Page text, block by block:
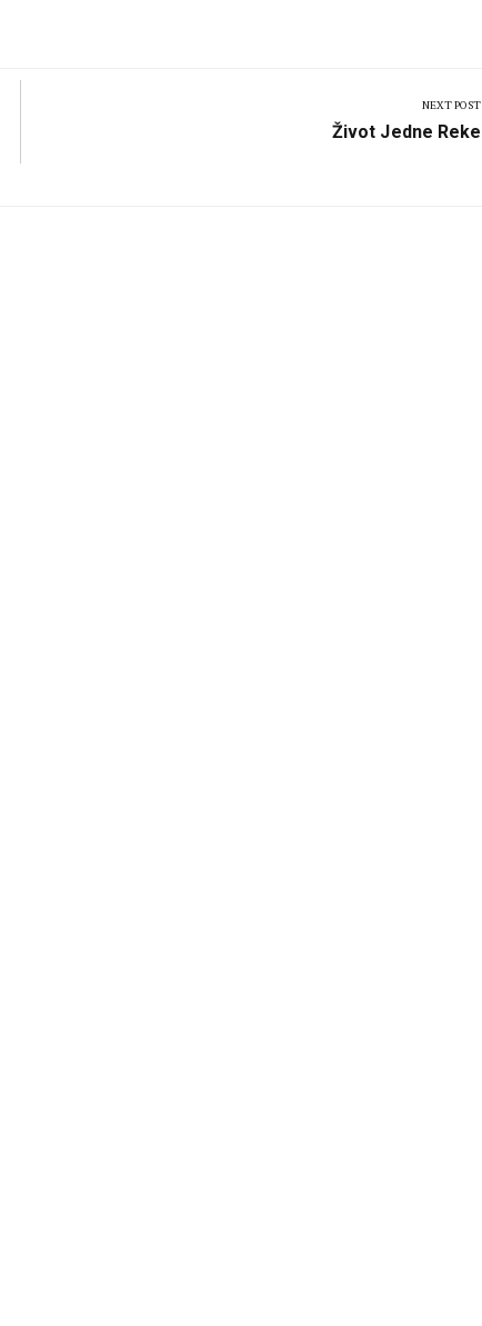
NEXT POST
Next
Život Jedne Reke